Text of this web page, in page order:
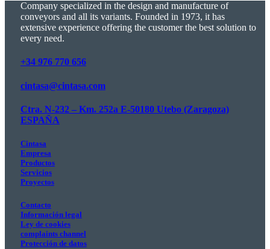
Company specialized in the design and manufacture of
conveyors and all its variants. Founded in 1973, it has
extensive experience offering the customer the best solution to
every need.
+34 976 770 656
cintasa@cintasa.com
Ctra. N-232 – Km. 252a E-50180 Utebo (Zaragoza)
ESPAÑA
Cintasa
Empresa
Productos
Servicios
Proyectos
Contacto
Información legal
Ley de cookies
complaints channel
Protección de datos